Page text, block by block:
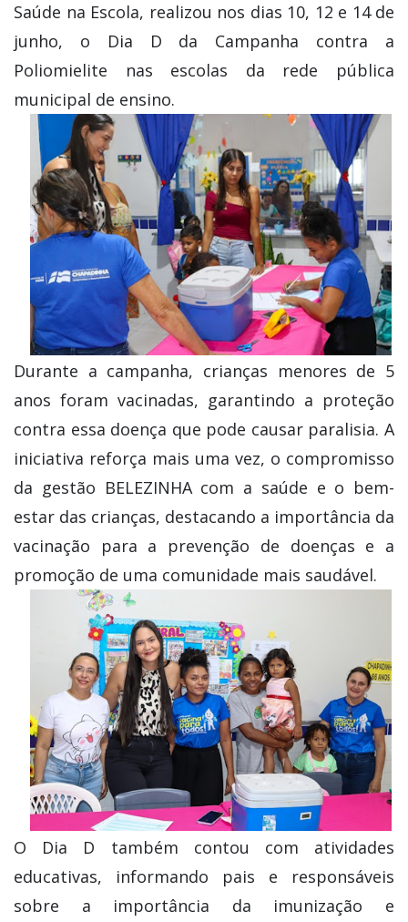
Saúde na Escola, realizou nos dias 10, 12 e 14 de
junho, o Dia D da Campanha contra a
Poliomielite nas escolas da rede pública
municipal de ensino.
Durante a campanha, crianças menores de 5
anos foram vacinadas, garantindo a proteção
contra essa doença que pode causar paralisia. A
iniciativa reforça mais uma vez, o compromisso
da gestão BELEZINHA com a saúde e o bem-
estar das crianças, destacando a importância da
vacinação para a prevenção de doenças e a
promoção de uma comunidade mais saudável.
O Dia D também contou com atividades
educativas, informando pais e responsáveis
sobre a importância da imunização e